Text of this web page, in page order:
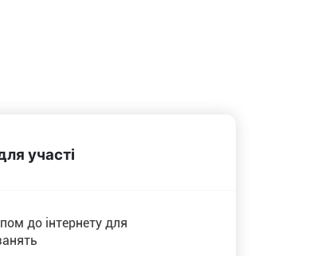
участі
до інтернету для